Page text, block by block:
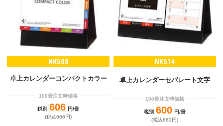
NK508
卓上カレンダーコンパクトカラー
100冊注文時価格
税別 606 円/冊
(税込666円)
NK514
卓上カレンダーセパレート文字
100冊注文時価格
税別 600 円/冊
(税込660円)